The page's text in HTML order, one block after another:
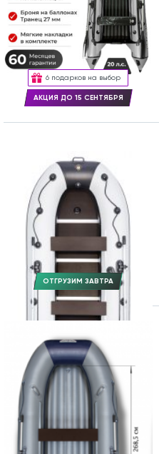
6 подарков на выбор
АКЦИЯ ДО 15 СЕНТЯБРЯ
ОТГРУЗИМ ЗАВТРА